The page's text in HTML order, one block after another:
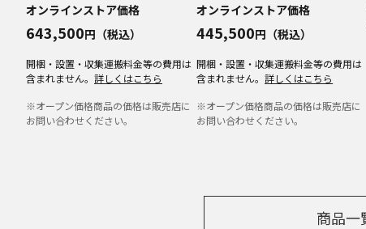
オンラインストア価格
643,500円（税込）
開梱・設置・収集運搬料金等の費用は
含まれません。 詳しくはこちら
※オープン価格商品の価格は販売店に
お問い合わせください。
オンラインストア価格
445,500円（税込）
開梱・設置・収集運搬料金等の費用は
含まれません。詳しくはこちら
※オープン価格商品の価格は販売店に
お問い合わせください。
商品一